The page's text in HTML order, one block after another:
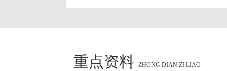
重点资料 ZHONG DIAN ZI LIAO